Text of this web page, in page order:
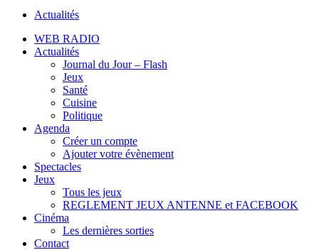
Actualités
WEB RADIO
Actualités
Journal du Jour – Flash
Jeux
Santé
Cuisine
Politique
Agenda
Créer un compte
Ajouter votre évènement
Spectacles
Jeux
Tous les jeux
REGLEMENT JEUX ANTENNE et FACEBOOK
Cinéma
Les dernières sorties
Contact